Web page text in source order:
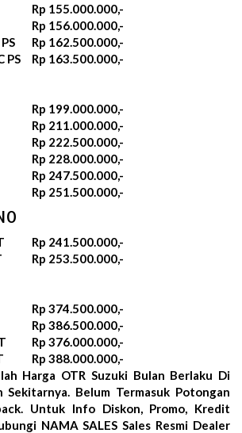
Rp 155.000.000,-
Rp 156.000.000,-
Rp 162.500.000,-
PS
Rp 163.500.000,-
Rp 199.000.000,-
Rp 211.000.000,-
Rp 222.500.000,-
Rp 228.000.000,-
Rp 247.500.000,-
Rp 251.500.000,-
Rp 241.500.000,-
Rp 253.500.000,-
Rp 374.500.000,-
Rp 386.500.000,-
Rp 376.000.000,-
Rp 388.000.000,-
Harga OTR Suzuki Bulan Berlaku Di
Sekitarnya. Belum Termasuk Potongan
Untuk Info Diskon, Promo, Kredit
NAMA SALES Sales Resmi Dealer